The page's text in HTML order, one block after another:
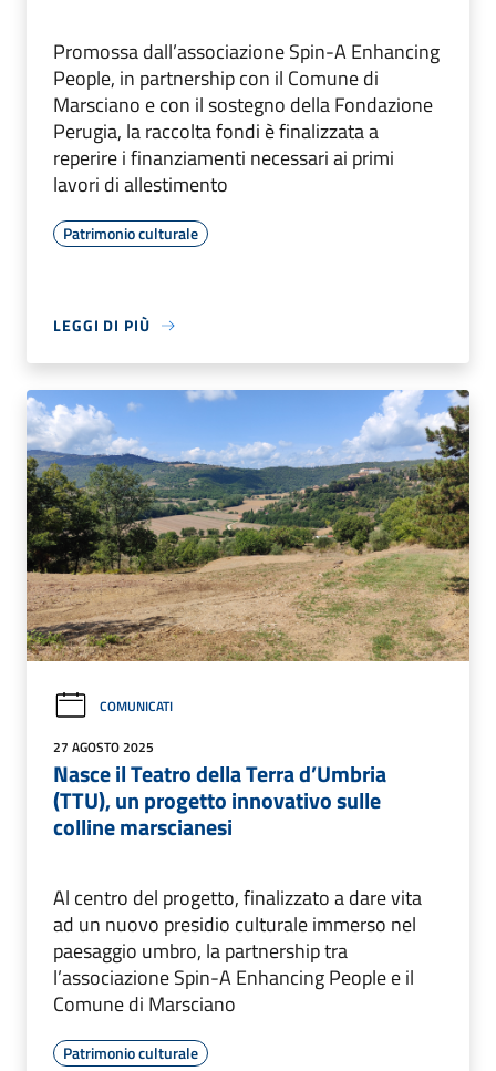
Promossa dall’associazione Spin-A Enhancing
People, in partnership con il Comune di
Marsciano e con il sostegno della Fondazione
Perugia, la raccolta fondi è finalizzata a
reperire i finanziamenti necessari ai primi
lavori di allestimento
Patrimonio culturale
LEGGI DI PIÙ
COMUNICATI
27 AGOSTO 2025
Nasce il Teatro della Terra d’Umbria
(TTU), un progetto innovativo sulle
colline marscianesi
Al centro del progetto, finalizzato a dare vita
ad un nuovo presidio culturale immerso nel
paesaggio umbro, la partnership tra
l’associazione Spin-A Enhancing People e il
Comune di Marsciano
Patrimonio culturale